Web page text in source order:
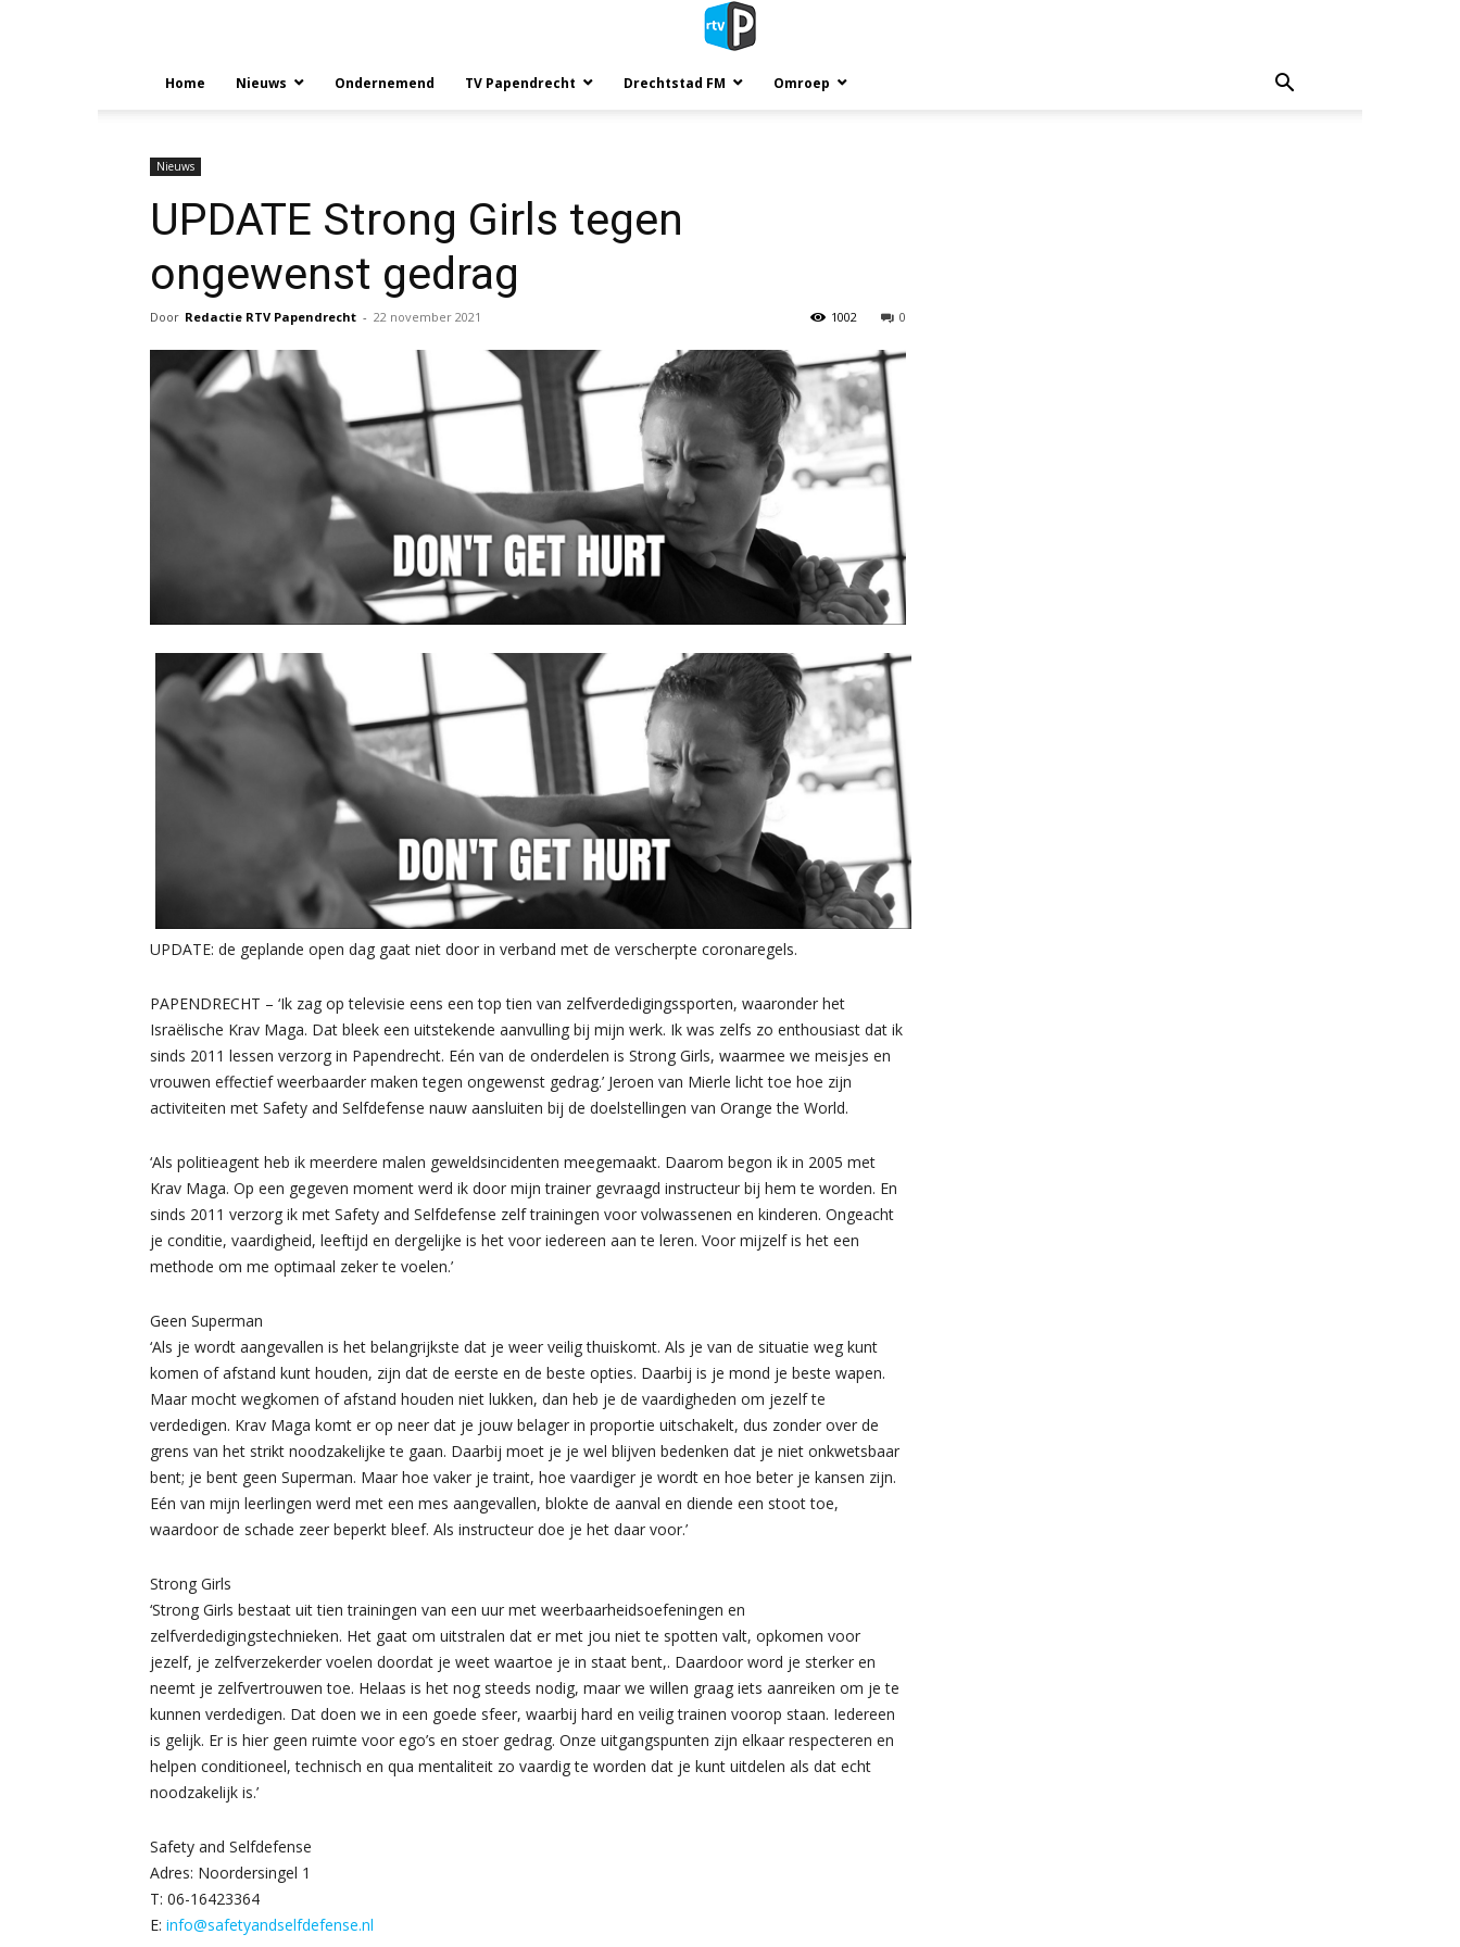
Home Nieuws Ondernemend TV Papendrecht Drechtstad FM Omroep
Nieuws
UPDATE Strong Girls tegen
ongewenst gedrag
Door Redactie RTV Papendrecht - 22 november 2021 0
1002
UPDATE: de geplande open dag gaat niet door in verband met de verscherpte coronaregels.
PAPENDRECHT – ‘Ik zag op televisie eens een top tien van zelfverdedigingssporten, waaronder het
Israëlische Krav Maga. Dat bleek een uitstekende aanvulling bij mijn werk. Ik was zelfs zo enthousiast dat ik
sinds 2011 lessen verzorg in Papendrecht. Eén van de onderdelen is Strong Girls, waarmee we meisjes en
vrouwen effectief weerbaarder maken tegen ongewenst gedrag.’ Jeroen van Mierle licht toe hoe zijn
activiteiten met Safety and Selfdefense nauw aansluiten bij de doelstellingen van Orange the World.
‘Als politieagent heb ik meerdere malen geweldsincidenten meegemaakt. Daarom begon ik in 2005 met
Krav Maga. Op een gegeven moment werd ik door mijn trainer gevraagd instructeur bij hem te worden. En
sinds 2011 verzorg ik met Safety and Selfdefense zelf trainingen voor volwassenen en kinderen. Ongeacht
je conditie, vaardigheid, leeftijd en dergelijke is het voor iedereen aan te leren. Voor mijzelf is het een
methode om me optimaal zeker te voelen.’
Geen Superman
‘Als je wordt aangevallen is het belangrijkste dat je weer veilig thuiskomt. Als je van de situatie weg kunt
komen of afstand kunt houden, zijn dat de eerste en de beste opties. Daarbij is je mond je beste wapen.
Maar mocht wegkomen of afstand houden niet lukken, dan heb je de vaardigheden om jezelf te
verdedigen. Krav Maga komt er op neer dat je jouw belager in proportie uitschakelt, dus zonder over de
grens van het strikt noodzakelijke te gaan. Daarbij moet je je wel blijven bedenken dat je niet onkwetsbaar
bent; je bent geen Superman. Maar hoe vaker je traint, hoe vaardiger je wordt en hoe beter je kansen zijn.
Eén van mijn leerlingen werd met een mes aangevallen, blokte de aanval en diende een stoot toe,
waardoor de schade zeer beperkt bleef. Als instructeur doe je het daar voor.’
Strong Girls
‘Strong Girls bestaat uit tien trainingen van een uur met weerbaarheidsoefeningen en
zelfverdedigingstechnieken. Het gaat om uitstralen dat er met jou niet te spotten valt, opkomen voor
jezelf, je zelfverzekerder voelen doordat je weet waartoe je in staat bent,. Daardoor word je sterker en
neemt je zelfvertrouwen toe. Helaas is het nog steeds nodig, maar we willen graag iets aanreiken om je te
kunnen verdedigen. Dat doen we in een goede sfeer, waarbij hard en veilig trainen voorop staan. Iedereen
is gelijk. Er is hier geen ruimte voor ego’s en stoer gedrag. Onze uitgangspunten zijn elkaar respecteren en
helpen conditioneel, technisch en qua mentaliteit zo vaardig te worden dat je kunt uitdelen als dat echt
noodzakelijk is.’
Safety and Selfdefense
Adres: Noordersingel 1
T: 06-16423364
E: info@safetyandselfdefense.nl